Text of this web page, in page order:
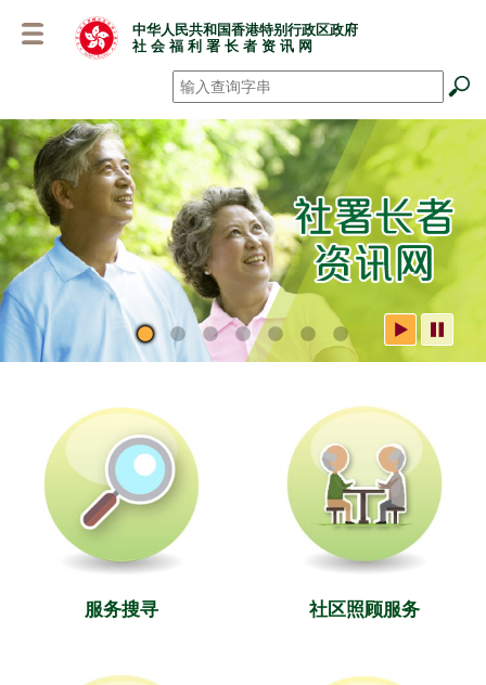
容
中华人民共和国香港特别行政区政府
社 会 福 利 署 长 者 资 讯 网
搜寻 *
社署长者资讯网
服务搜寻 社区照顾服务